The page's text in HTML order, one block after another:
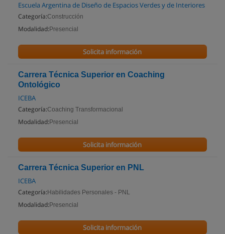
Escuela Argentina de Diseño de Espacios Verdes y de Interiores
Categoría:Construcción
Modalidad: Presencial
Solicita información
Carrera Técnica Superior en Coaching
Ontológico
ICEBA
Categoría:Coaching Transformacional
Modalidad: Presencial
Solicita información
Carrera Técnica Superior en PNL
ICEBA
Categoría: Habilidades Personales - PNL
Modalidad: Presencial
Solicita información